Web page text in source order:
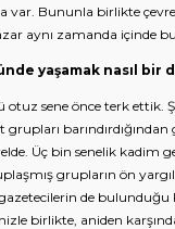
var. Bununla birlikte
aynı zamanda içinde
yaşamak nasıl bir
otuz sene önce terk ettik.
grupları
Üç bin senelik kadim
grupların ön
de
birlikte, aniden